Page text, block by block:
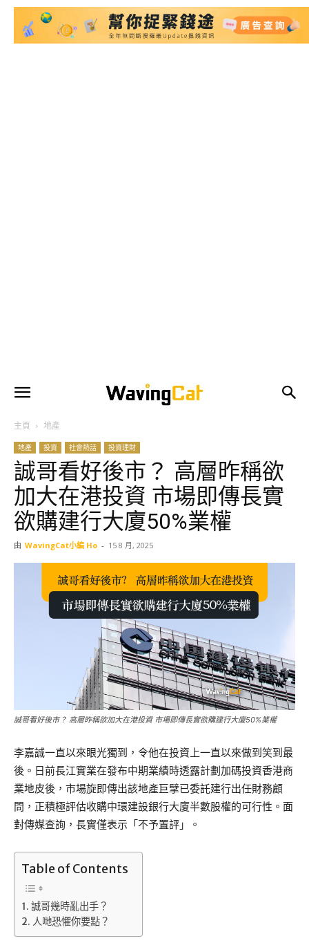
主頁 地產
地產 投資 社會熱話 投資理財
誠哥看好後市？ 高層昨稱欲
加大在港投資 市場即傳長實
欲購建行大廈50%業權
由 WavingCat小編 Ho - 15 8 月, 2025
誠哥看好後市？ 高層昨稱欲加大在港投資 市場即傳長實欲購建行大廈50%業權
李嘉誠一直以來眼光獨到，令他在投資上一直以來做到笑到最
後。日前長江實業在發布中期業績時透露計劃加碼投資香港商
業地皮後，市場旋即傳出該地產巨擘已委託建行出任財務顧
問，正積極評估收購中環建設銀行大廈半數股權的可行性。面
對傳媒查詢，長實僅表示「不予置評」。
Table of Contents
誠哥幾時亂出手？
人哋恐懼你要點？